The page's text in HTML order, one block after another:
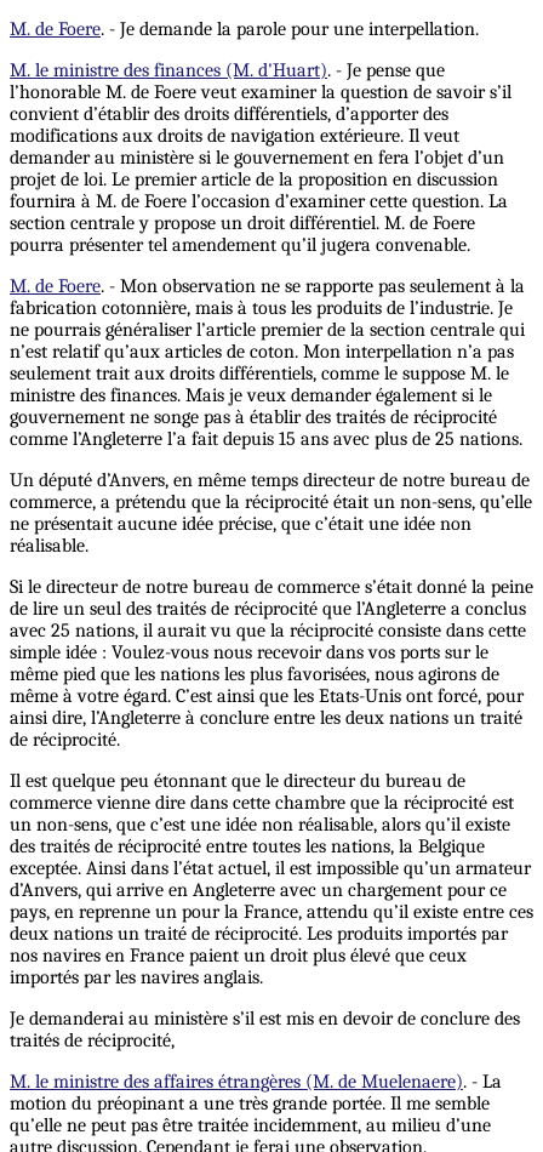
M. de Foere. - Je demande la parole pour une interpellation.
M. le ministre des finances (M. d'Huart). - Je pense que
l’honorable M. de Foere veut examiner la question de savoir s’il
convient d’établir des droits différentiels, d’apporter des
modifications aux droits de navigation extérieure. Il veut
demander au ministère si le gouvernement en fera l’objet d’un
projet de loi. Le premier article de la proposition en discussion
fournira à M. de Foere l’occasion d’examiner cette question. La
section centrale y propose un droit différentiel. M. de Foere
pourra présenter tel amendement qu’il jugera convenable.
M. de Foere. - Mon observation ne se rapporte pas seulement à la
fabrication cotonnière, mais à tous les produits de l’industrie. Je
ne pourrais généraliser l’article premier de la section centrale qui
n’est relatif qu’aux articles de coton. Mon interpellation n’a pas
seulement trait aux droits différentiels, comme le suppose M. le
ministre des finances. Mais je veux demander également si le
gouvernement ne songe pas à établir des traités de réciprocité
comme l’Angleterre l’a fait depuis 15 ans avec plus de 25 nations.
Un député d’Anvers, en même temps directeur de notre bureau de
commerce, a prétendu que la réciprocité était un non-sens, qu’elle
ne présentait aucune idée précise, que c’était une idée non
réalisable.
Si le directeur de notre bureau de commerce s’était donné la peine
de lire un seul des traités de réciprocité que l’Angleterre a conclus
avec 25 nations, il aurait vu que la réciprocité consiste dans cette
simple idée : Voulez-vous nous recevoir dans vos ports sur le
même pied que les nations les plus favorisées, nous agirons de
même à votre égard. C’est ainsi que les Etats-Unis ont forcé, pour
ainsi dire, l’Angleterre à conclure entre les deux nations un traité
de réciprocité.
Il est quelque peu étonnant que le directeur du bureau de
commerce vienne dire dans cette chambre que la réciprocité est
un non-sens, que c’est une idée non réalisable, alors qu’il existe
des traités de réciprocité entre toutes les nations, la Belgique
exceptée. Ainsi dans l’état actuel, il est impossible qu’un armateur
d’Anvers, qui arrive en Angleterre avec un chargement pour ce
pays, en reprenne un pour la France, attendu qu’il existe entre ces
deux nations un traité de réciprocité. Les produits importés par
nos navires en France paient un droit plus élevé que ceux
importés par les navires anglais.
Je demanderai au ministère s’il est mis en devoir de conclure des
traités de réciprocité,
M. le ministre des affaires étrangères (M. de Muelenaere). - La
motion du préopinant a une très grande portée. Il me semble
qu’elle ne peut pas être traitée incidemment, au milieu d’une
autre discussion. Cependant je ferai une observation.